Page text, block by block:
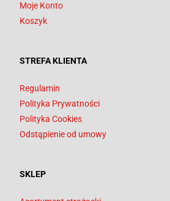
Moje Konto
Koszyk
STREFA KLIENTA
Regulamin
Polityka Prywatności
Polityka Cookies
Odstąpienie od umowy
SKLEP